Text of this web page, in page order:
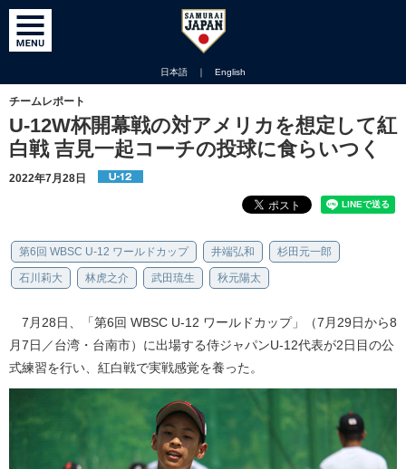
日本語 ｜ English
チームレポート
U-12W杯開幕戦の対アメリカを想定して紅
白戦 吉見一起コーチの投球に食らいつく
2022年7月28日
第6回 WBSC U-12 ワールドカップ 井端弘和 杉田元一郎
石川莉大 林虎之介 武田琉生 秋元陽太
7月28日、「第6回 WBSC U-12 ワールドカップ」（7月29日から8
月7日／台湾・台南市）に出場する侍ジャパンU-12代表が2日目の公
式練習を行い、紅白戦で実戦感覚を養った。